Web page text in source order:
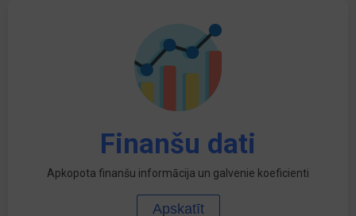
Finanšu dati
Apkopota finanšu informācija un galvenie koeficienti
Apskatīt